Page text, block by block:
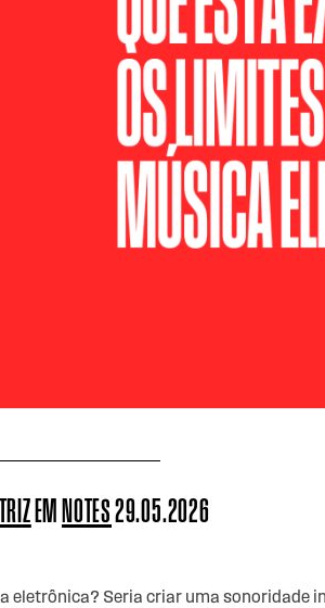
EMNOTES29.05.2026
eletrônica? Seria criar uma sonoridade